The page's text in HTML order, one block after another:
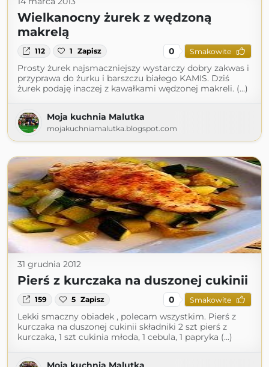
Wielkanocny żurek z wędzoną
makrelą
112 1 Zapisz 0 Smakowite
Prosty żurek najsmaczniejszy wystarczy dobry zakwas i
przyprawa do żurku i barszczu białego KAMIS. Dziś
żurek podaję inaczej z kawałkami wędzonej makreli. (...)
Moja kuchnia Malutka
mojakuchniamalutka.blogspot.com
31 grudnia 2012
Pierś z kurczaka na duszonej cukinii
159 5 Zapisz 0 Smakowite
Lekki smaczny obiadek , polecam wszystkim. Pierś z
kurczaka na duszonej cukinii składniki 2 szt pierś z
kurczaka, 1 szt cukinia młoda, 1 cebula, 1 papryka (...)